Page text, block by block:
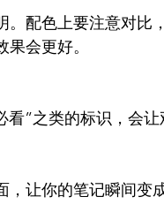
配色上要注意对比
会更好。
看”之类的标识，会
让你的笔记瞬间变